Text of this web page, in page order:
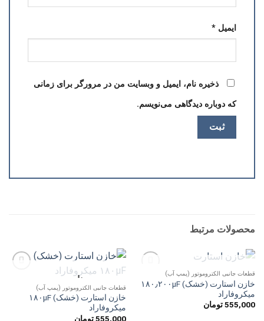
ایمیل *
ذخیره نام، ایمیل و وبسایت من در مرورگر برای زمانی
که دوباره دیدگاهی می‌نویسم.
محصولات مرتبط
به
ناموجود
قطعات جانبی الکتروموتور (پمپ آب)
خازن استارت (خشک) ۱۸۰٫۲۰۰µF
میکروفاراد
555,000 تومان
علاقه
مندی
ناموجود
قطعات جانبی الکتروموتور (پمپ آب)
خازن استارت (خشک) ۱۸۰µF
میکروفاراد
555,000 تومان